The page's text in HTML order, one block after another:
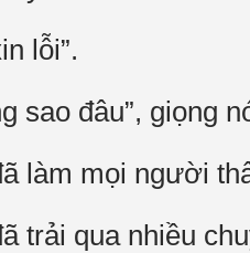
lỗi”.
sao đâu”, giọng
làm mọi người
trải qua nhiều